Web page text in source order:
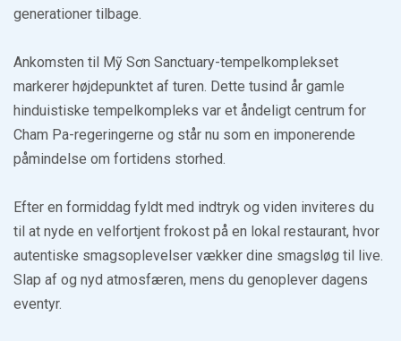
generationer tilbage.
Ankomsten til Mỹ Sơn Sanctuary-tempelkomplekset
markerer højdepunktet af turen. Dette tusind år gamle
hinduistiske tempelkompleks var et åndeligt centrum for
Cham Pa-regeringerne og står nu som en imponerende
påmindelse om fortidens storhed.
Efter en formiddag fyldt med indtryk og viden inviteres du
til at nyde en velfortjent frokost på en lokal restaurant, hvor
autentiske smagsoplevelser vækker dine smagsløg til live.
Slap af og nyd atmosfæren, mens du genoplever dagens
eventyr.